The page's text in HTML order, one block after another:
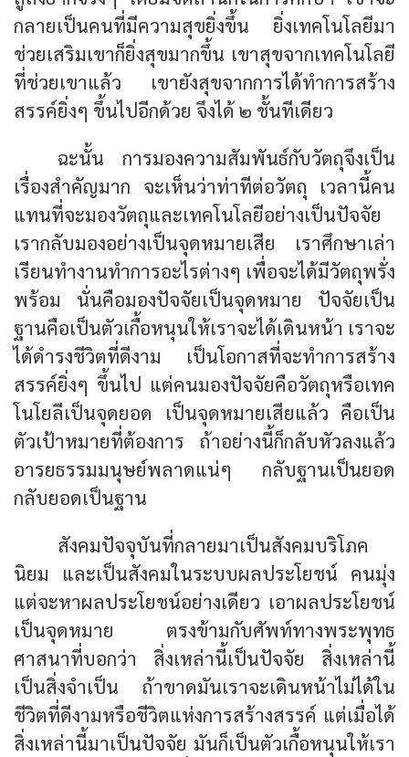
กลายเป็นคนที่มีความสุขยิ่งขึ้น ยิ่งเทคโนโลยีมา
ช่วยเสริมเขาก็ยิ่งสุขมากขึ้น เขาสุขจากเทคโนโลยี
ที่ช่วยเขาแล้ว เขายังสุขจากการได้ทำการสร้าง
สรรค์ยิ่งๆ ขึ้นไปอีกด้วย จึงได้ ๒ ชั้นทีเดียว
ฉะนั้น การมองความสัมพันธ์กับวัตถุจึงเป็น
เรื่องสำคัญมาก จะเห็นว่าท่าทีต่อวัตถุ เวลานี้คน
แทนที่จะมองวัตถุและเทคโนโลยีอย่างเป็นปัจจัย
เรากลับมองอย่างเป็นจุดหมายเสีย เราศึกษาเล่า
เรียนทำงานทำการอะไรต่างๆ เพื่อจะได้มีวัตถุพรั่ง
พร้อม นั่นคือมองปัจจัยเป็นจุดหมาย ปัจจัยเป็น
ฐานคือเป็นตัวเกื้อหนุนให้เราจะได้เดินหน้า เราจะ
ได้ดำรงชีวิตที่ดีงาม เป็นโอกาสที่จะทำการสร้าง
สรรค์ยิ่งๆ ขึ้นไป แต่คนมองปัจจัยคือวัตถุหรือเทค
โนโยลีเป็นจุดยอด เป็นจุดหมายเสียแล้ว คือเป็น
ตัวเป้าหมายที่ต้องการ ถ้าอย่างนี้ก็กลับหัวลงแล้ว
อารยธรรมมนุษย์พลาดแน่ๆ กลับฐานเป็นยอด
กลับยอดเป็นฐาน
สังคมปัจจุบันที่กลายมาเป็นสังคมบริโภค
นิยม และเป็นสังคมในระบบผลประโยชน์ คนมุ่ง
แต่จะหาผลประโยชน์อย่างเดียว เอาผลประโยชน์
เป็นจุดหมาย ตรงข้ามกับศัพท์ทางพระพุทธ
ศาสนาที่บอกว่า สิ่งเหล่านี้เป็นปัจจัย สิ่งเหล่านี้
เป็นสิ่งจำเป็น ถ้าขาดมันเราจะเดินหน้าไม่ได้ใน
ชีวิตที่ดีงามหรือชีวิตแห่งการสร้างสรรค์ แต่เมื่อได้
สิ่งเหล่านี้มาเป็นปัจจัย มันก็เป็นตัวเกื้อหนุนให้เรา